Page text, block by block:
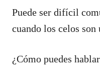
Puede ser difícil
cuando los celos
¿Cómo puedes